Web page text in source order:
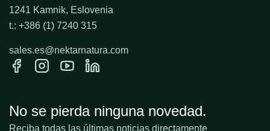
1241 Kamnik, Eslovenia
t.: +386 (1) 7240 315
sales.es@nektarnatura.com
No se pierda ninguna novedad.
Reciba todas las últimas noticias directamente